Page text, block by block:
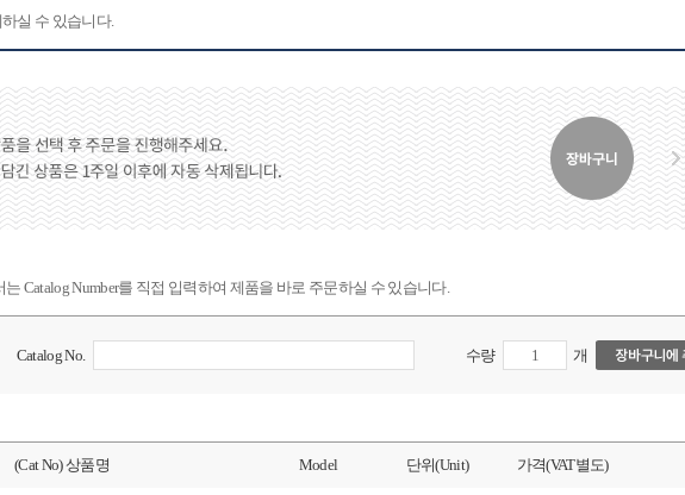
실 수 있습니다.
Catalog Number를 직접 입력하여 제품을 바로 주문하실 수 있습니다.
Catalog No. 수량 개
(Cat No) 상품명 Model 단위(Unit) 가격(VAT별도)